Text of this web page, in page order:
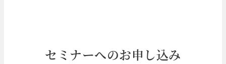
セ ミ ナーへのお申 し込み